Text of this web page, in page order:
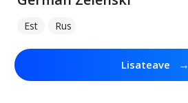
Est Rus
Lisateave →